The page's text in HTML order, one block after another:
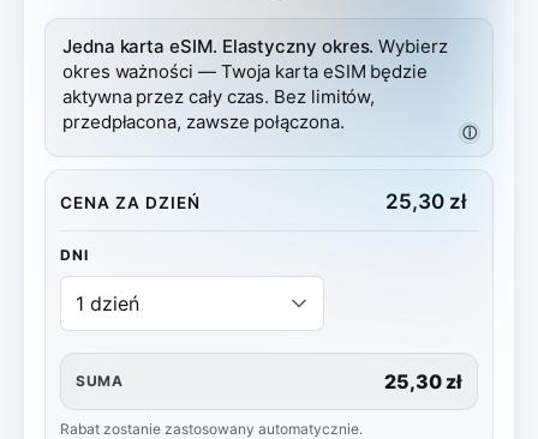
Jedna karta eSIM. Elastyczny okres. Wybierz
okres ważności — Twoja karta eSIM będzie
aktywna przez cały czas. Bez limitów,
przedpłacona, zawsze połączona.
ⓘ
CENA ZA DZIEŃ 25,30 zł
DNI
SUMA 25,30 zł
Rabat zostanie zastosowany automatycznie.